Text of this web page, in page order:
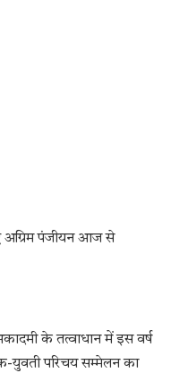
अग्रिम पंजीयन आज से
के तत्वाधान में इस वर्ष
युवती परिचय सम्मेलन का